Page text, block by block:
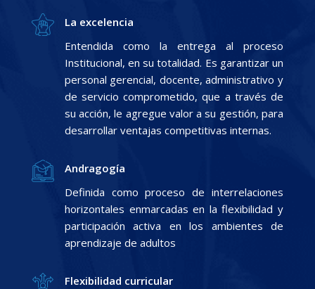
La excelencia
Entendida como la entrega al proceso
Institucional, en su totalidad. Es garantizar un
personal gerencial, docente, administrativo y
de servicio comprometido, que a través de
su acción, le agregue valor a su gestión, para
desarrollar ventajas competitivas internas.
Andragogía
Definida como proceso de interrelaciones
horizontales enmarcadas en la flexibilidad y
participación activa en los ambientes de
aprendizaje de adultos
Flexibilidad curricular